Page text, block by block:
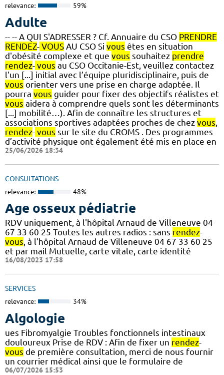
relevance: 59%
Adulte
-- -- A QUI S'ADRESSER ? Cf. Annuaire du CSO PRENDRE
RENDEZ- VOUS AU CSO Si vous êtes en situation
d'obésité complexe et que vous souhaitez prendre
rendez- vous au CSO Occitanie-Est, veuillez contactez
l'un [...] initial avec l’équipe pluridisciplinaire, puis de
vous orienter vers une prise en charge adaptée. Il
pourra vous guider pour fixer des objectifs réalistes et
vous aidera à comprendre quels sont les déterminants
[...] mobilité…). Afin de connaître les structures et
associations sportives adaptées proches de chez vous,
rendez- vous sur le site du CROMS . Des programmes
d’activité physique ont également été mis en place en
25/06/2026 18:34
CONSULTATIONS
relevance: 48%
Age osseux pédiatrie
RDV uniquement, à l'hôpital Arnaud de Villeneuve 04
67 33 60 25 Toutes les autres radios : sans rendez-
vous, à l'hôpital Arnaud de Villeneuve 04 67 33 60 25
et par mail Mutuelle, carte vitale, carte identité
16/08/2023 17:58
SERVICES
relevance: 34%
Algologie
ues Fibromyalgie Troubles fonctionnels intestinaux
douloureux Prise de RDV : Afin de fixer un rendez-
vous de première consultation, merci de nous fournir
un courrier médical ainsi que le formulaire de
06/07/2026 15:53